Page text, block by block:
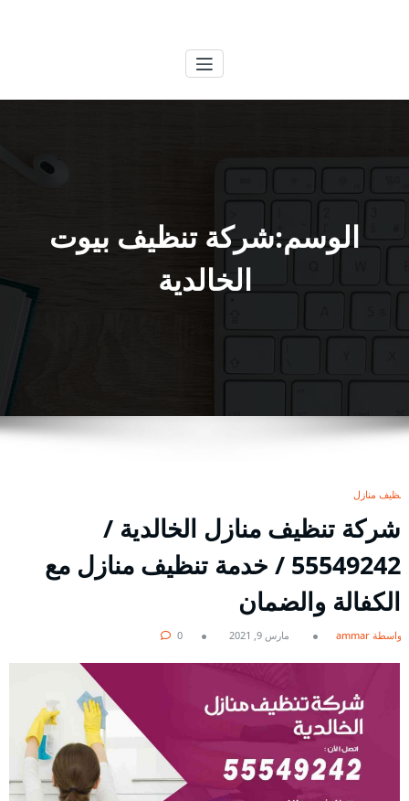
الوسم:شركة تنظيف بيوت
الخالدية
تنظيف منازل
شركة تنظيف منازل الخالدية /
55549242 / خدمة تنظيف منازل مع
الكفالة والضمان
بواسطة ammar مارس 9, 2021 0